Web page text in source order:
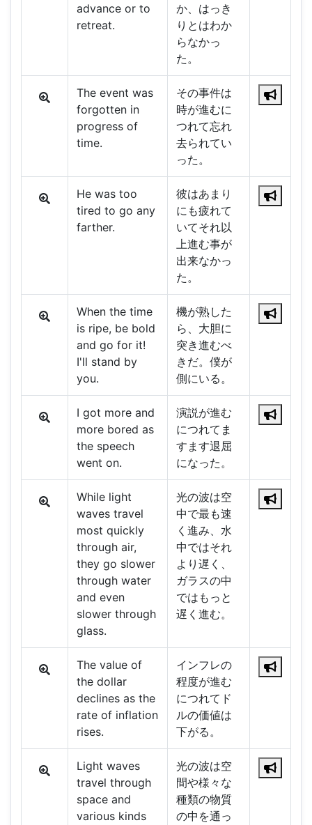
advance or to
retreat.
か、はっき
りとはわか
らなかっ
た。
The event was
forgotten in
progress of
time.
その事件は
時が進むに
つれて忘れ
去られてい
った。
He was too
tired to go any
farther.
彼はあまり
にも疲れて
いてそれ以
上進む事が
出来なかっ
た。
When the time
is ripe, be bold
and go for it!
I'll stand by
you.
機が熟した
ら、大胆に
突き進むべ
きだ。僕が
側にいる。
I got more and
more bored as
the speech
went on.
演説が進む
につれてま
すます退屈
になった。
While light
waves travel
most quickly
through air,
they go slower
through water
and even
slower through
glass.
光の波は空
中で最も速
く進み、水
中ではそれ
より遅く、
ガラスの中
ではもっと
遅く進む。
The value of
the dollar
declines as the
rate of inflation
rises.
インフレの
程度が進む
につれてド
ルの価値は
下がる。
Light waves
travel through
space and
various kinds
光の波は空
間や様々な
種類の物質
の中を通っ